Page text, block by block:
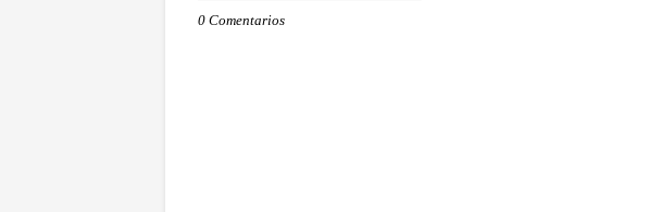
0 Comentarios